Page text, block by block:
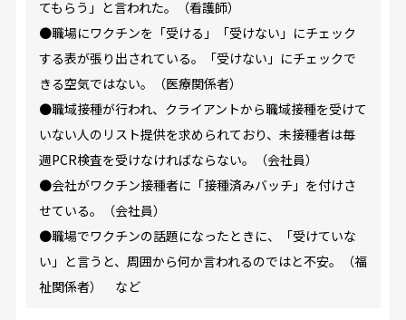
てもらう」と言われた。（看護師）
●職場にワクチンを「受ける」「受けない」にチェック
する表が張り出されている。「受けない」にチェックで
きる空気ではない。（医療関係者）
●職域接種が行われ、クライアントから職域接種を受けて
いない人のリスト提供を求められており、未接種者は毎
週PCR検査を受けなければならない。（会社員）
●会社がワクチン接種者に「接種済みバッチ」を付けさ
せている。（会社員）
●職場でワクチンの話題になったときに、「受けていな
い」と言うと、周囲から何か言われるのではと不安。（福
祉関係者） など